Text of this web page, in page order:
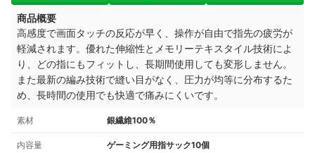
商品概要
高感度で画面タッチの反応が早く、操作が自由で指先の疲労が
軽減されます。優れた伸縮性とメモリーテキスタイル技術によ
り、どの指にもフィットし、長期間使用しても変形しません。
また最新の編み技術で縫い目がなく、圧力が均等に分布するた
め、長時間の使用でも快適で痛みにくいです。
素材 銀繊維100％
内容量 ゲーミング用指サック10個